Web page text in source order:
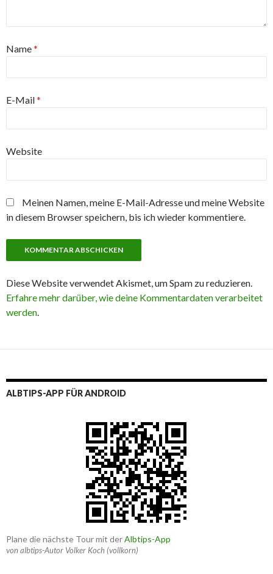
Name*
E-Mail*
Website
Meinen Namen, meine E-Mail-Adresse und meine Website
in diesem Browser speichern, bis ich wieder kommentiere.
Diese Website verwendet Akismet, um Spam zu reduzieren.
Erfahre mehr darüber, wie deine Kommentardaten verarbeitet
werden.
ALBTIPS-APP FÜR ANDROID
Plane die nächste Tour mit derAlbtips-App
von albtips-Autor Volker Koch (vollkorn)